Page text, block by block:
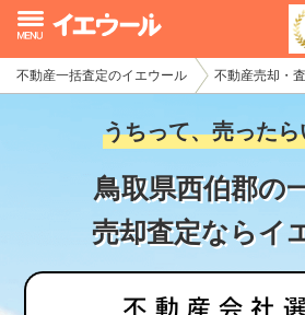
不動産一括査定のイエウール 不動産売却・
うちって、売った
鳥取県西伯郡の
売却査定ならイ
イエウール加盟希望の不動産会社様
初めての方へ
不動産売却の流れ
不動産の売却・一括査定
家査定シミュレーター